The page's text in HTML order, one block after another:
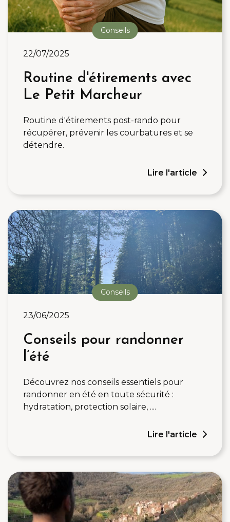
Conseils
22/07/2025
Routine d'étirements avec
Le Petit Marcheur
Routine d'étirements post-rando pour
récupérer, prévenir les courbatures et se
détendre.
Lire l'article
Conseils
23/06/2025
Conseils pour randonner
l’été
Découvrez nos conseils essentiels pour
randonner en été en toute sécurité :
hydratation, protection solaire, ....
Lire l'article